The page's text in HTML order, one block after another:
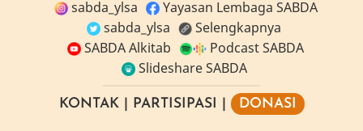
sabda_ylsa
Yayasan Lembaga SABDA
sabda_ylsa
Selengkapnya
SABDA Alkitab
Podcast SABDA
Slideshare SABDA
KONTAK| PARTISIPASI DONASI